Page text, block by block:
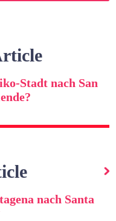
Stadt nach San
nach Santa